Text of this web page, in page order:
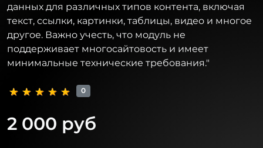
данных для различных типов контента, включая
текст, ссылки, картинки, таблицы, видео и многое
другое. Важно учесть, что модуль не
поддерживает многосайтовость и имеет
минимальные технические требования."
0
2 000 руб